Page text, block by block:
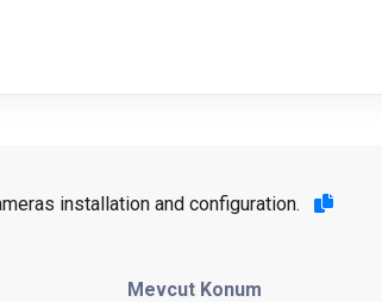
installation and configuration.
Mevcut Konum